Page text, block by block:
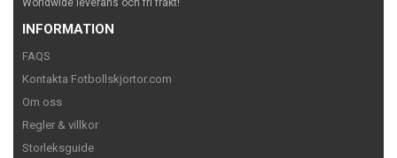
Worldwide leverans och fri frakt!
INFORMATION
FAQS
Kontakta Fotbollskjortor.com
Om oss
Regler & villkor
Storleksguide